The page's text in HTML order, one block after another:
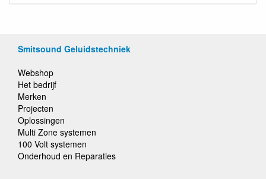
Smitsound Geluidstechniek
Webshop
Het bedrijf
Merken
Projecten
Oplossingen
Multi Zone systemen
100 Volt systemen
Onderhoud en Reparaties